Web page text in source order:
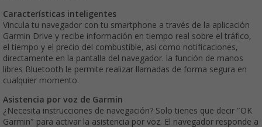
Características inteligentes
Vincula tu navegador con tu smartphone a través de la aplicación
Garmin Drive y recibe información en tiempo real sobre el tráfico,
el tiempo y el precio del combustible, así como notificaciones,
directamente en la pantalla del navegador. la función de manos
libres Bluetooth le permite realizar llamadas de forma segura en
cualquier momento.
Asistencia por voz de Garmin
¿Necesita instrucciones de navegación? Solo tienes que decir ″OK
Garmin″ para activar la asistencia por voz. El navegador responde a